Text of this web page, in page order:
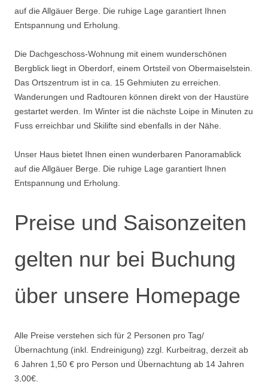
auf die Allgäuer Berge. Die ruhige Lage garantiert Ihnen
Entspannung und Erholung.
Die Dachgeschoss-Wohnung mit einem wunderschönen
Bergblick liegt in Oberdorf, einem Ortsteil von Obermaiselstein.
Das Ortszentrum ist in ca. 15 Gehmiuten zu erreichen.
Wanderungen und Radtouren können direkt von der Haustüre
gestartet werden. Im Winter ist die nächste Loipe in Minuten zu
Fuss erreichbar und Skilifte sind ebenfalls in der Nähe.
Unser Haus bietet Ihnen einen wunderbaren Panoramablick
auf die Allgäuer Berge. Die ruhige Lage garantiert Ihnen
Entspannung und Erholung.
Preise und Saisonzeiten
gelten nur bei Buchung
über unsere Homepage
Alle Preise verstehen sich für 2 Personen pro Tag/
Übernachtung (inkl. Endreinigung) zzgl. Kurbeitrag, derzeit ab
6 Jahren 1,50 € pro Person und Übernachtung ab 14 Jahren
3,00€.